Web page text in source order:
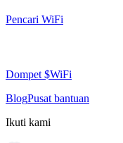
Pencari WiFi
Dompet $WiFi
BlogPusat bantuan
Ikuti kami